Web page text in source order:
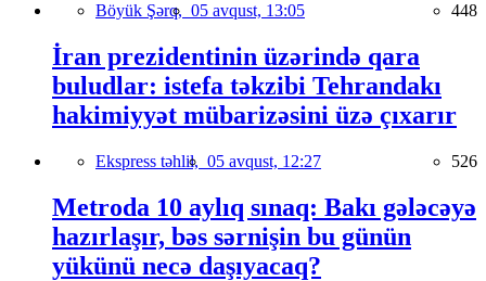
Böyük Şərq, 05 avqust, 13:05 448
İran prezidentinin üzərində qara
buludlar: istefa təkzibi Tehrandakı
hakimiyyət mübarizəsini üzə çıxarır
Ekspress təhlil, 05 avqust, 12:27 526
Metroda 10 aylıq sınaq: Bakı gələcəyə
hazırlaşır, bəs sərnişin bu günün
yükünü necə daşıyacaq?